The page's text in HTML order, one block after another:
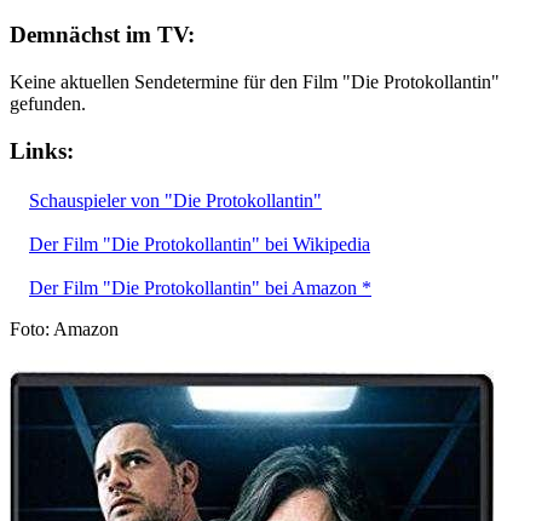
Demnächst im TV:
Keine aktuellen Sendetermine für den Film "Die Protokollantin"
gefunden.
Links:
Schauspieler von "Die Protokollantin"
Der Film "Die Protokollantin" bei Wikipedia
Der Film "Die Protokollantin" bei Amazon *
Foto: Amazon